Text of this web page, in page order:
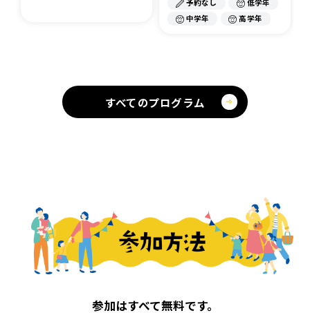
予約なし
低学年
中学年
高学年
すべてのプログラム
参加はすべて無料です。